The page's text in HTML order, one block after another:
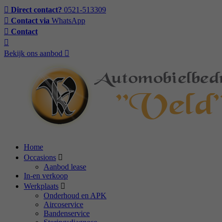
Direct contact? 0521-513309
Contact via WhatsApp
Contact
Bekijk ons aanbod
Home
Occasions
Aanbod lease
In-en verkoop
Werkplaats
Onderhoud en APK
Aircoservice
Bandenservice